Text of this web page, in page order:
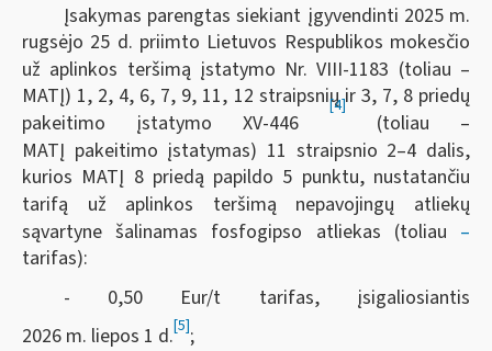
Įsakymas parengtas siekiant įgyvendinti 2025 m.
rugsėjo 25 d. priimto Lietuvos Respublikos mokesčio
už aplinkos teršimą įstatymo Nr. VIII-1183 (toliau –
MATĮ) 1, 2, 4, 6, 7, 9, 11, 12 straipsnių ir 3, 7, 8 priedų
pakeitimo įstatymo XV-446
[4]
(toliau –
MATĮ pakeitimo įstatymas) 11 straipsnio 2–4 dalis,
kurios MATĮ 8priedą papildo 5 punktu, nustatančiu
tarifą už aplinkos teršimą nepavojingų atliekų
sąvartyne šalinamas fosfogipso atliekas (toliau –
tarifas):
- 0,50 Eur/t tarifas, įsigaliosiantis
2026 m. liepos 1 d.[5];